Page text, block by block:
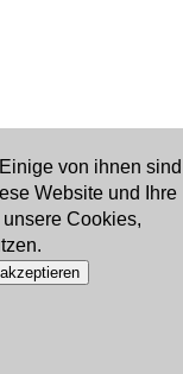
von ihnen sind
Website und Ihre
Cookies,